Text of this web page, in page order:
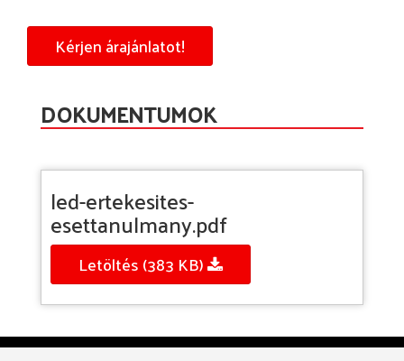
Kérjen árajánlatot!
DOKUMENTUMOK
led-ertekesites-
esettanulmany.pdf
Letöltés (383 KB)